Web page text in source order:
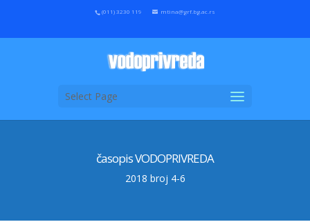
(011) 3230 119 mtina@grf.bg.ac.rs
Select Page
časopis VODOPRIVREDA
2018 broj 4-6